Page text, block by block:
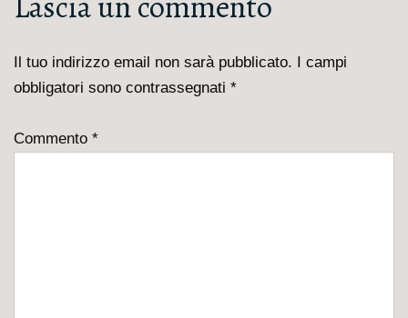
Il tuo indirizzo email non sarà pubblicato. I campi
obbligatori sono contrassegnati *
Commento *